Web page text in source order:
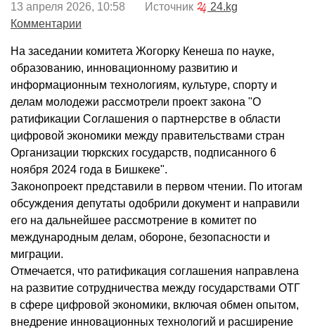
13 апреля 2026, 10:58 Источник
24.kg
Комментарии
На заседании комитета Жогорку Кенеша по науке,
образованию, инновационному развитию и
информационным технологиям, культуре, спорту и
делам молодежи рассмотрели проект закона "О
ратификации Соглашения о партнерстве в области
цифровой экономики между правительствами стран
Организации тюркских государств, подписанного 6
ноября 2024 года в Бишкеке".
Законопроект представили в первом чтении. По итогам
обсуждения депутаты одобрили документ и направили
его на дальнейшее рассмотрение в комитет по
международным делам, обороне, безопасности и
миграции.
Отмечается, что ратификация соглашения направлена
на развитие сотрудничества между государствами ОТГ
в сфере цифровой экономики, включая обмен опытом,
внедрение инновационных технологий и расширение